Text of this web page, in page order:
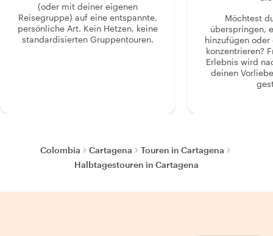
(oder mit deiner eigenen
Reisegruppe) auf eine entspannte,
persönliche Art. Kein Hetzen, keine
standardisierten Gruppentouren.
Möchtest
überspringen,
hinzufügen
konzentrieren?
Erlebnis wird
deinen
Colombia Cartagena
Touren in Cartagena
Halbtagestouren in Cartagena